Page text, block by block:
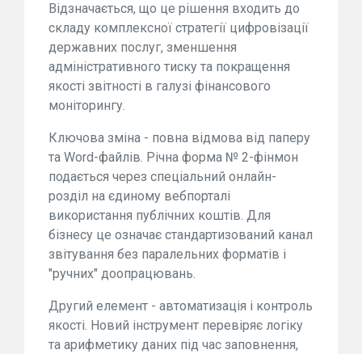
Відзначається, що це рішення входить до
складу комплексної стратегії цифровізації
державних послуг, зменшення
адміністративного тиску та покращення
якості звітності в галузі фінансового
моніторингу.
Ключова зміна - повна відмова від паперу
та Word-файлів. Річна форма № 2-фінмон
подається через спеціальний онлайн-
розділ на єдиному вебпорталі
використання публічних коштів. Для
бізнесу це означає стандартизований канал
звітування без паралельних форматів і
"ручних" доопрацювань.
Другий елемент - автоматизація і контроль
якості. Новий інструмент перевіряє логіку
та арифметику даних під час заповнення,